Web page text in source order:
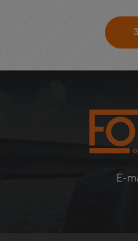
E-